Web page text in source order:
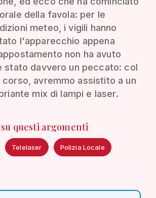
della favola: per le
meteo, i vigili hanno
l'apparecchio appena
non ha avuto
stato davvero un peccato: col
avremmo assistito a un
mix di lampi e laser.
questi argomenti
Telelaser Polizia Locale